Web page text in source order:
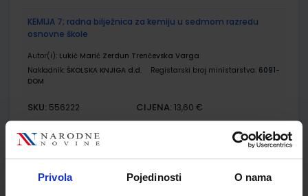
Privola Pojedinosti O nama
KEMIJA 7; radna bilježnica za kemiju u sedmom razredu
osnovne škole
Autor(i): Lukić Marić Zerdun Trenčevska Varga
Nakladnik: ŠKOLSKA KNJIGA d.d. Registarski broj ministarstva: 6091-
DOM
SKU: 556222 CIJENA: 13,60 €
ŠIFRA OMOTA:500163
Udžbenik Omot